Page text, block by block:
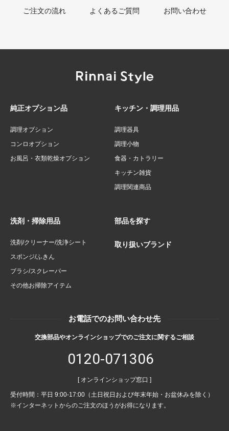
ご注文の流れ よくあるご質問 お問い合わせ
純正オプション品
調理オプション
コンロオプション
お風呂・衣類乾燥オプション
キッチン・調理用品
調理器具
調理小物
食器・カトラリー
キッチン雑貨
調理関連商品
洗剤・掃除用品
洗剤/クリーナー/洗浄シート
スポンジ/ふきん
ブラシ/スクレーパー
その他お掃除アイテム
部品を探す
取り扱いブランド
お電話でのお問い合わせ先
交換部品やオンラインショップでのご注文に関するご相談
0120-071306
[ オンラインショップ窓口 ]
受付時間：平日 9:00-17:00（土日祝日および年末年始・お盆休みを除く）
※インターネットからのご注文のほうがお得になります。